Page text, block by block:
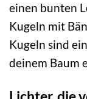
einen bunten
Kugeln mit
Kugeln sind
deinem Baum